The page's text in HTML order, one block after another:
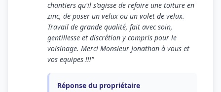
chantiers qu'il s'agisse de refaire une toiture en
zinc, de poser un velux ou un volet de velux.
Travail de grande qualité, fait avec soin,
gentillesse et discrétion y compris pour le
voisinage. Merci Monsieur Jonathan à vous et
vos equipes !!!"
Réponse du propriétaire